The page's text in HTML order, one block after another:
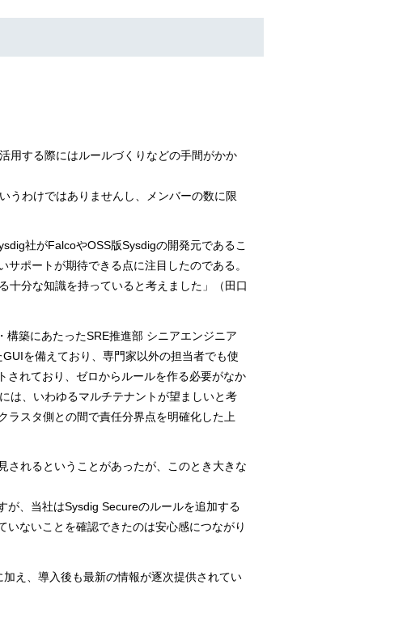
用する際にはルールづくりなどの手間がかか
うわけではありませんし、メンバーの数に限
社がFalcoやOSS版Sysdigの開発元であるこ
ポートが期待できる点に注目したのである。
十分な知識を持っていると考えました」（田口
築にあたったSRE推進部 シニアエンジニア
を備えており、専門家以外の担当者でも使
されており、ゼロからルールを作る必要がなか
は、いわゆるマルチテナントが望ましいと考
ラスタ側との間で責任分界点を明確化した上
れるということがあったが、このとき大きな
が、当社はSysdig Secureのルールを追加する
ないことを確認できたのは安心感につながり
え、導入後も最新の情報が逐次提供されてい